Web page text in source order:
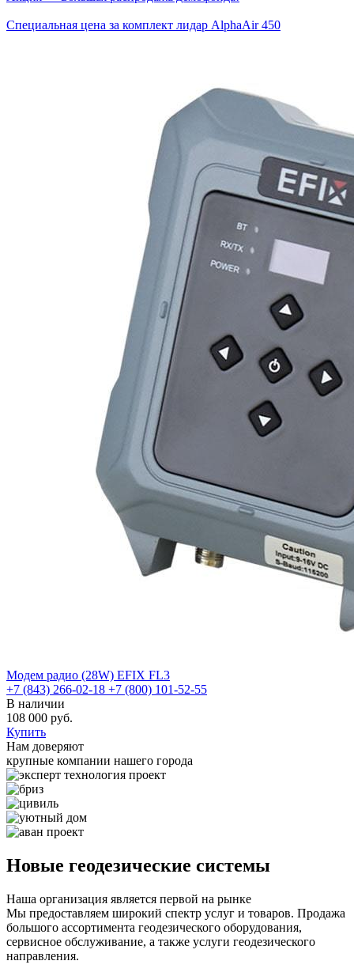
Специальная цена за комплект лидар AlphaAir 450
Модем радио (28W) EFIX FL3
+7 (843) 266-02-18 +7 (800) 101-52-55
В наличии
108 000 руб.
Купить
Нам доверяют
крупные компании нашего города
Новые геодезические системы
Наша организация является первой на рынке
Мы предоставляем широкий спектр услуг и товаров. Продажа
большого ассортимента геодезического оборудования,
сервисное обслуживание, а также услуги геодезического
направления.